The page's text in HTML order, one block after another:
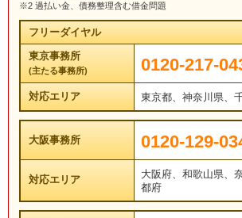
※2 過払い金、債務整理含む借金問題
フリーダイヤル
東京事務所
(主たる事務所) 0120-217-
対応エリア 東京都、神奈川県、
大阪事務所 0120-129-
対応エリア
大阪府、和歌山県、
都府